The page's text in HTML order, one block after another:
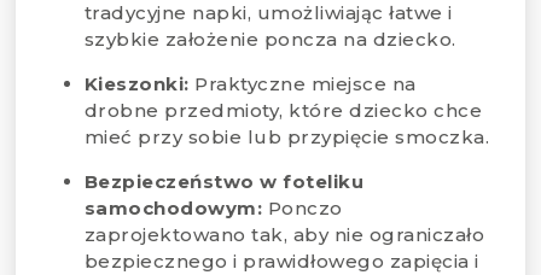
tradycyjne napki, umożliwiając łatwe i
szybkie założenie poncza na dziecko.
Kieszonki: Praktyczne miejsce na
drobne przedmioty, które dziecko chce
mieć przy sobie lub przypięcie smoczka.
Bezpieczeństwo w foteliku
samochodowym: Ponczo
zaprojektowano tak, aby nie ograniczało
bezpiecznego i prawidłowego zapięcia i